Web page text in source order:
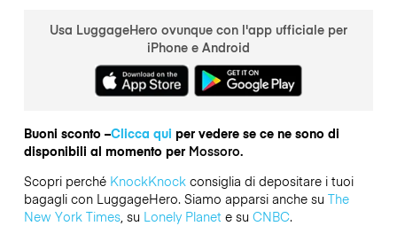
Usa LuggageHero ovunque con l'app ufficiale per
iPhone e Android
Buoni sconto –Clicca qui per vedere se ce ne sono di
disponibili al momento per Mossoro.
Scopri perché KnockKnockconsiglia di depositare i tuoi
bagagli con LuggageHero. Siamo apparsi anche su The
New York Times, su Lonely Planete su CNBC.